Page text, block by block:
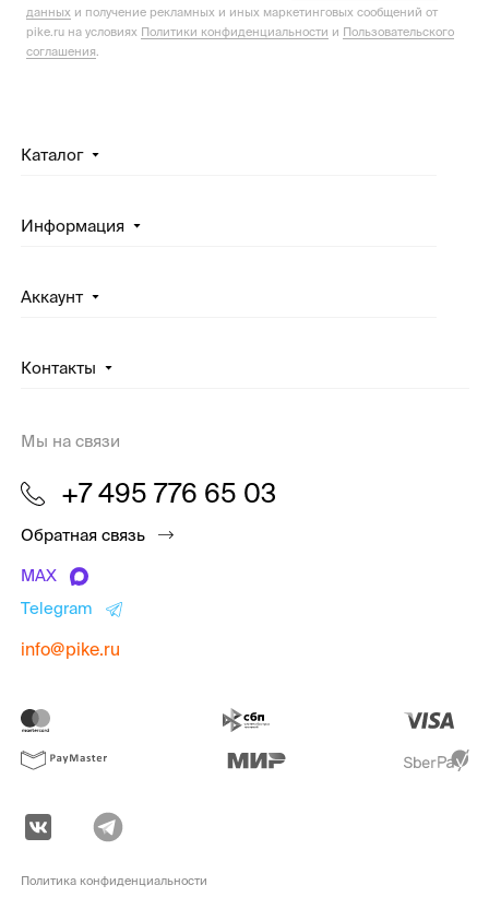
данных и получение рекламных и иных маркетинговых сообщений от
pike.ru на условиях Политики конфиденциальности и Пользовательского
соглашения
Каталог
Информация
Аккаунт
Контакты
Мы на связи
+7 495 776 65 03
Обратная связь
MAX
Telegram
info@pike.ru
Политика конфиденциальности